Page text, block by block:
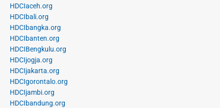
HDCIaceh.org
HDCIbali.org
HDCIbangka.org
HDCIbanten.org
HDCIBengkulu.org
HDCIjogja.org
HDCIjakarta.org
HDCIgorontalo.org
HDCIjambi.org
HDCIbandung.org